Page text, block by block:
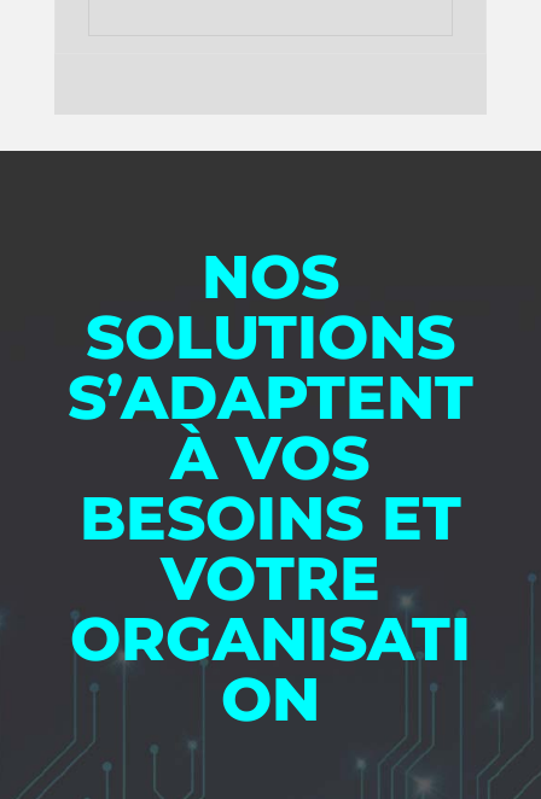
NOS
SOLUTIONS
S’ADAPTENT
À VOS
BESOINS ET
VOTRE
ORGANISATI
ON